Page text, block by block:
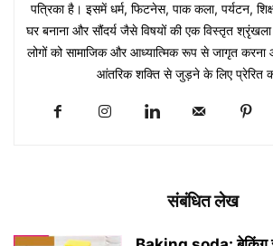
पत्रिका है। इसमें धर्म, फिटनेस, पाक कला, पर्यटन,
घर बनाना और सौंदर्य जैसे विषयों की एक विस्तृत
लोगों को सामाजिक और आध्यात्मिक रूप से जागृत करना
आंतरिक शक्ति से जुड़ने के लिए प्रेरित
संबंधित लेख